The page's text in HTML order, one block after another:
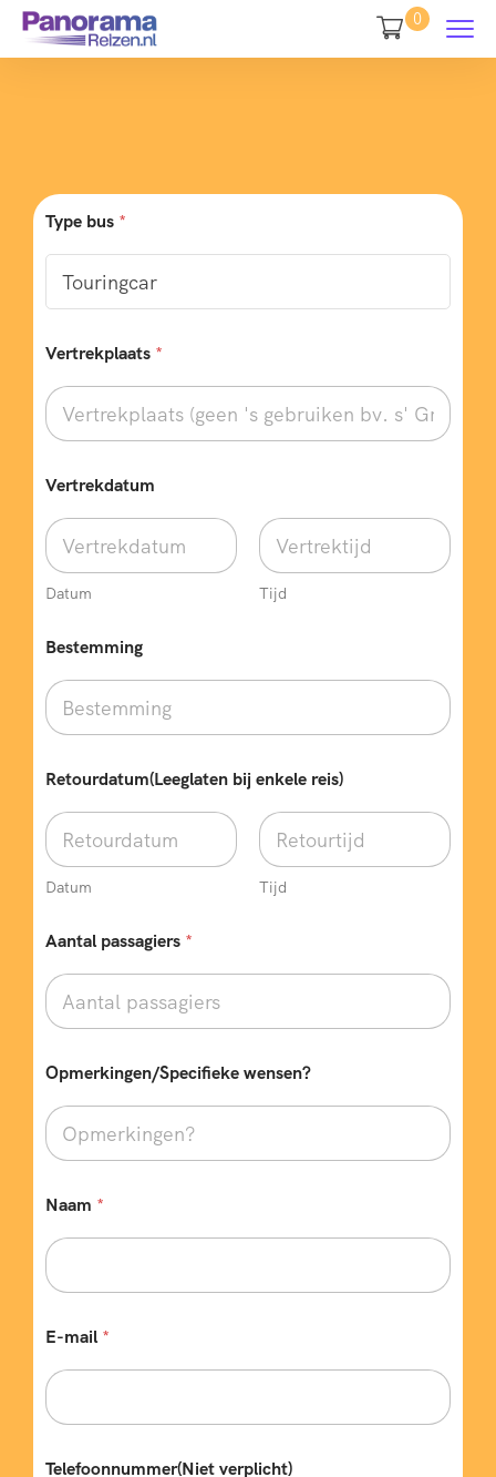
0
Type bus *
Vertrekplaats *
Vertrekdatum
Datum Tijd
Bestemming
Retourdatum(Leeglaten bij enkele reis)
Datum Tijd
Aantal passagiers *
Opmerkingen/Specifieke wensen?
e
s
)
*
Naam *
E-mail *
Telefoonnummer(Niet verplicht)